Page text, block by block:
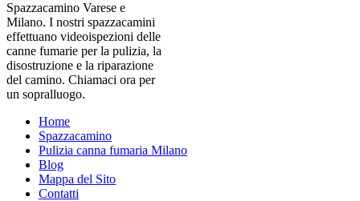
Spazzacamino Varese e
Milano. I nostri spazzacamini
effettuano videoispezioni delle
canne fumarie per la pulizia, la
disostruzione e la riparazione
del camino. Chiamaci ora per
un sopralluogo.
Home
Spazzacamino
Pulizia canna fumaria Milano
Blog
Mappa del Sito
Contatti